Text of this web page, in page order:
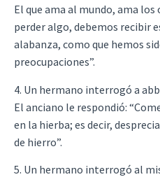
El que ama al mundo, ama
perder algo, debemos recibir
alabanza, como que hemos
preocupaciones”.
4. Un hermano interrogó a
El anciano le respondió:
en la hierba; es decir,
de hierro”.
5. Un hermano interrogó al